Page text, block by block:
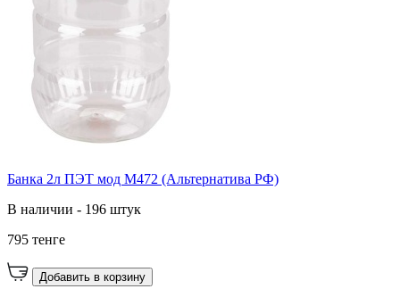
Банка 2л ПЭТ мод М472 (Альтернатива РФ)
В наличии - 196 штук
795 тенге
Добавить в корзину